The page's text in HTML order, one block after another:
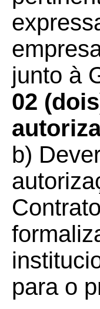
junto à
02
b)
para o